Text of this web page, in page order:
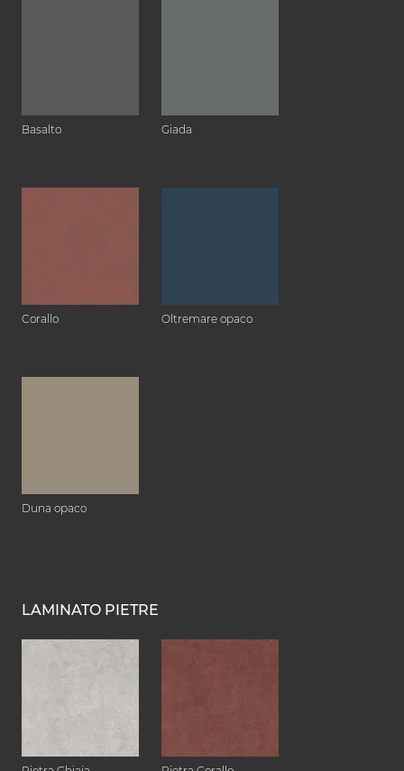
Basalto Giada
Corallo Oltremare opaco
Duna opaco
LAMINATO PIETRE